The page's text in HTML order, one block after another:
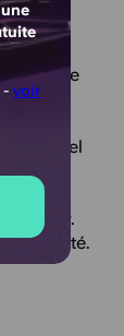
- voir
année
à côté.